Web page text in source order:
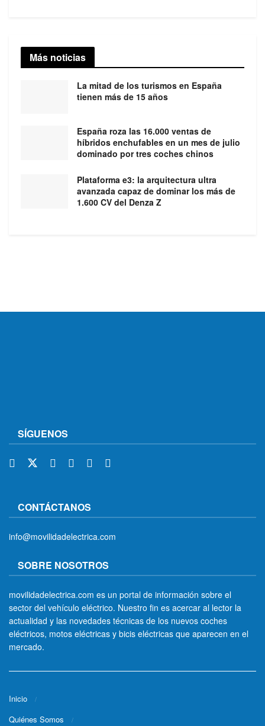
Más noticias
La mitad de los turismos en España
tienen más de 15 años
España roza las 16.000 ventas de
híbridos enchufables en un mes de julio
dominado por tres coches chinos
Plataforma e3: la arquitectura ultra
avanzada capaz de dominar los más de
1.600 CV del Denza Z
SÍGUENOS
CONTÁCTANOS
info@movilidadelectrica.com
SOBRE NOSOTROS
movilidadelectrica.com es un portal de información sobre el
sector del vehículo eléctrico. Nuestro fin es acercar al lector la
actualidad y las novedades técnicas de los nuevos coches
eléctricos, motos eléctricas y bicis eléctricas que aparecen en el
mercado.
Inicio
Quiénes Somos